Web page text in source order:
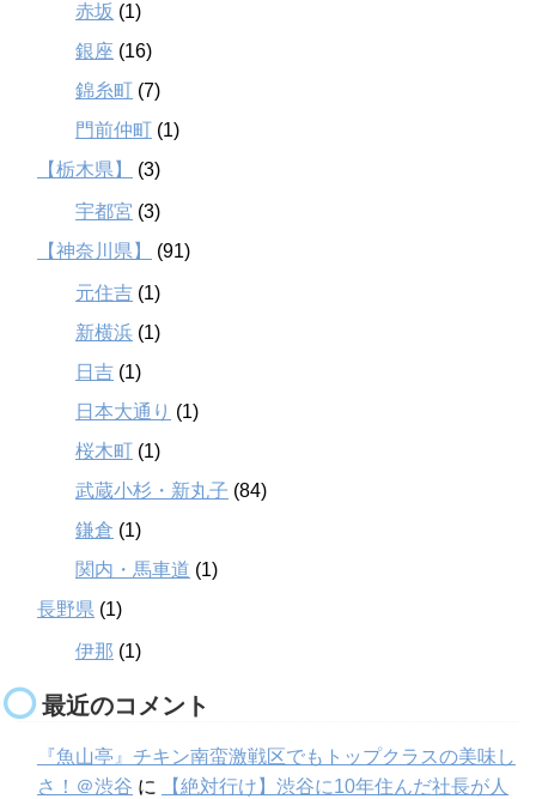
赤坂 (1)
銀座 (16)
錦糸町 (7)
門前仲町 (1)
【栃木県】
(3)
宇都宮 (3)
【神奈川県】
(91)
元住吉 (1)
新横浜 (1)
日吉 (1)
日本大通り (1)
桜木町 (1)
武蔵小杉・新丸子 (84)
鎌倉 (1)
関内・馬車道 (1)
長野県 (1)
伊那 (1)
最近のコメント
『魚山亭』チキン南蛮激戦区でもトップクラスの美味し
さ！＠渋谷 に
【絶対行け】渋谷に10年住んだ社長が人